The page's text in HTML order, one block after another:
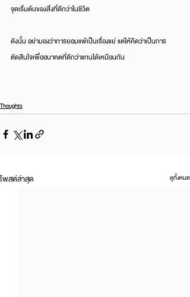
จุดเริ่มต้นของสิ่งที่ดีกว่าในชีวิต
ดังนั้น อย่ามองว่าการยอมแพ้เป็นเรื่องแย่ แต่ให้คิดว่าเป็นการ
ตัดสินใจเพื่ออนาคตที่ดีกว่าแทนได้เหมือนกัน
Thoughts
โพสต์ล่าสุด ดูทั้งหมด